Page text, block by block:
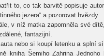
to, co tak barvitě popisuje
jezera“ a pozorovat
v níž matka zapomněla své
fantazijní.
nebo si koupí letenku a splní
kniha Šemiho Zahrina Jednoho